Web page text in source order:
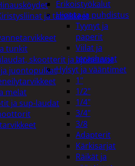
Erikoistyökalut
Hionta ja puhdistus
Tyynyt ja
paperit
Viilat ja
teräsharjat
Hylsyt ja vääntimet
1"
1/2"
1/4"
3/4"
3/8
Adapterit
Kärkisarjat
Räikät ja
ja tarvikkeet
tunkit
skootterit ja ajoneuvot
juontopulkat
melat
ja sup-laudat